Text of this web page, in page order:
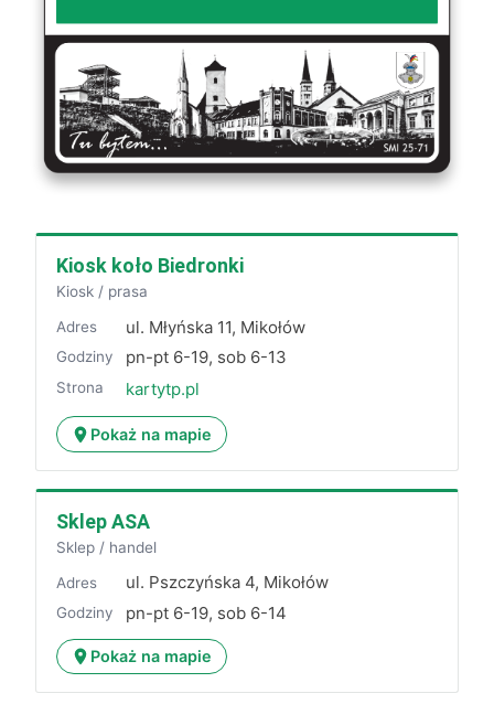
Kiosk koło Biedronki
Kiosk / prasa
Adres ul. Młyńska 11, Mikołów
Godziny pn-pt 6-19, sob 6-13
Strona kartytp.pl
Pokaż na mapie
Sklep ASA
Sklep / handel
Adres ul. Pszczyńska 4, Mikołów
Godziny pn-pt 6-19, sob 6-14
Pokaż na mapie